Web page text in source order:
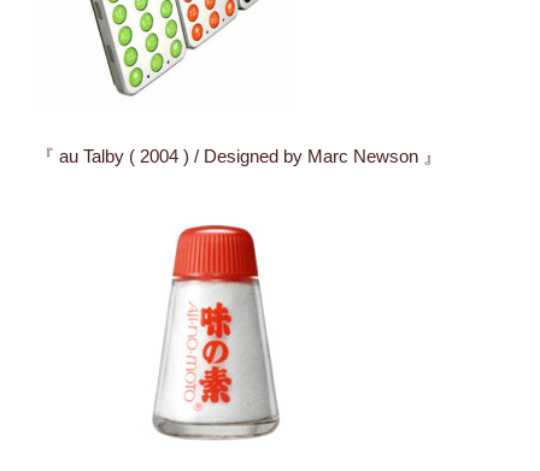
『 au Talby ( 2004 ) / Designed by Marc Newson 』